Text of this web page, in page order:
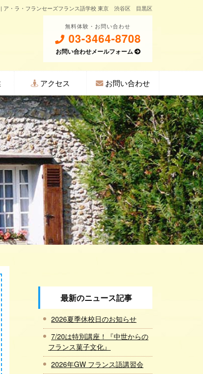
| ア・ラ・フランセーズフランス語学校 東京 渋谷区 目黒区
無料体験・お問い合わせ
03-3464-8708
お問い合わせメールフォーム
アクセス お問い合わせ
最新のニュース記事
2026夏季休校日のお知らせ
7/20は特別講座！『中世からの
フランス菓子文化』
2026年GW フランス語講習会